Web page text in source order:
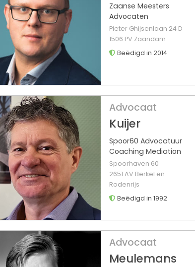
Zaanse Meesters
Advocaten
Pieter Ghijsenlaan 24 D
1506 PV Zaandam
Beëdigd in 2014
Advocaat
Kuijer
Spoor60 Advocatuur
Coaching Mediation
Spoorhaven 60
2651 AV Berkel en
Rodenrijs
Beëdigd in 1992
Advocaat
Meulemans